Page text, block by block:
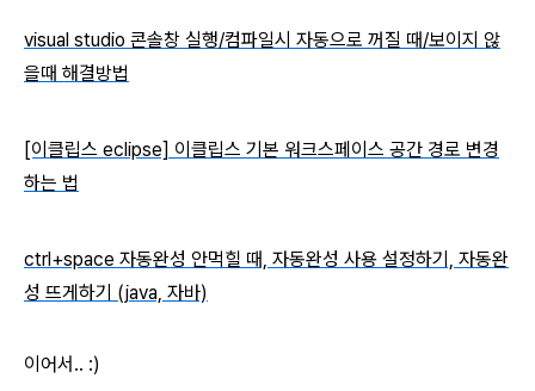
visual studio 콘솔창 실행/컴파일시 자동으로 꺼질 때/보이지 않
을때 해결방법
[이클립스 eclipse] 이클립스 기본 워크스페이스 공간 경로 변경
하는 법
ctrl+space 자동완성 안먹힐 때, 자동완성 사용 설정하기, 자동완
성 뜨게하기 (java, 자바)
이어서.. :)